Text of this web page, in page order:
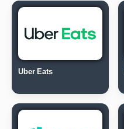
Uber Eats